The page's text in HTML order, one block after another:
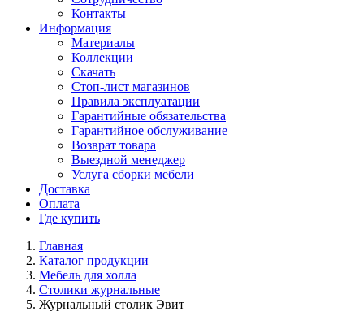
Контакты
Информация
Материалы
Коллекции
Скачать
Стоп-лист магазинов
Правила эксплуатации
Гарантийные обязательства
Гарантийное обслуживание
Возврат товара
Выездной менеджер
Услуга сборки мебели
Доставка
Оплата
Где купить
Главная
Каталог продукции
Мебель для холла
Столики журнальные
Журнальный столик Эвит